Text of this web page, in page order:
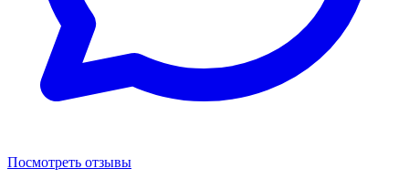
Посмотреть отзывы